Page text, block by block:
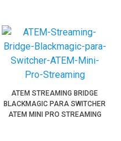
ATEM STREAMING BRIDGE
BLACKMAGIC PARA SWITCHER
ATEM MINI PRO STREAMING